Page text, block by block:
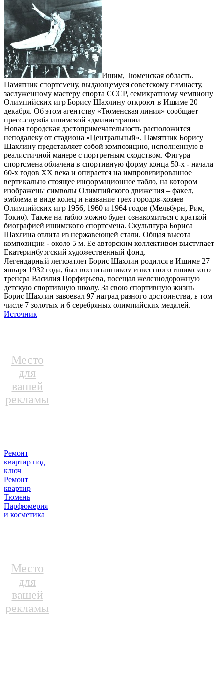
Ишим, Тюменская область.
Памятник спортсмену, выдающемуся советскому гимнасту,
заслуженному мастеру спорта СССР, семикратному чемпиону
Олимпийских игр Борису Шахлину откроют в Ишиме 20
декабря. Об этом агентству «Тюменская линия» сообщает
пресс-служба ишимской администрации.
Новая городская достопримечательность расположится
неподалеку от стадиона «Центральный». Памятник Борису
Шахлину представляет собой композицию, исполненную в
реалистичной манере с портретным сходством. Фигура
спортсмена облачена в спортивную форму конца 50-х - начала
60-х годов ХХ века и опирается на импровизированное
вертикально стоящее информационное табло, на котором
изображены символы Олимпийского движения – факел,
эмблема в виде колец и название трех городов-хозяев
Олимпийских игр 1956, 1960 и 1964 годов (Мельбурн, Рим,
Токио). Также на табло можно будет ознакомиться с краткой
биографией ишимского спортсмена. Скульптура Бориса
Шахлина отлита из нержавеющей стали. Общая высота
композиции - около 5 м. Ее авторским коллективом выступает
Екатеринбургский художественный фонд.
Легендарный легкоатлет Борис Шахлин родился в Ишиме 27
января 1932 года, был воспитанником известного ишимского
тренера Василия Порфирьева, посещал железнодорожную
детскую спортивную школу. За свою спортивную жизнь
Борис Шахлин завоевал 97 наград разного достоинства, в том
числе 7 золотых и 6 серебряных олимпийских медалей.
Источник
Место
для
вашей
рекламы
Ремонт
квартир под
ключ
Ремонт
квартир
Тюмень
Парфюмерия
и косметика
Место
для
вашей
рекламы